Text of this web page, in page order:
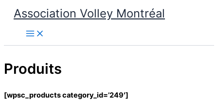
Aller
contenu
Association Volley Montréal
Produits
[wpsc_products category_id=’249′]